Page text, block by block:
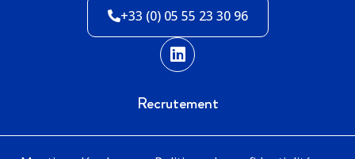
+33 (0) 05 55 23 30 96
Recrutement